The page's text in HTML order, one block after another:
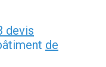
devis
de